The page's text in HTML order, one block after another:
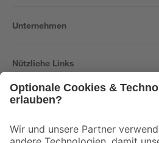
Unternehmen
Nützliche Links
Der toom Newsletter: Keine Angebote und